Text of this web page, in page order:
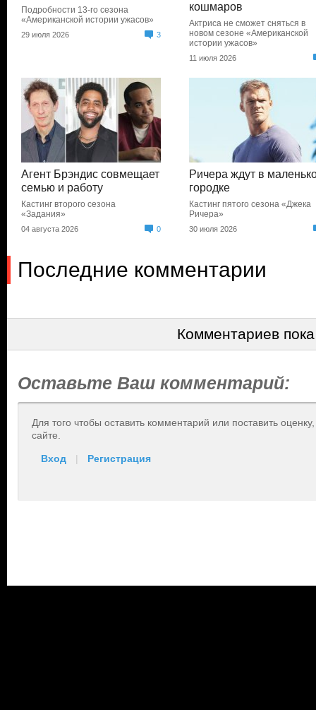
Подробности 13-го сезона
«Американской истории ужасов»
29 июля 2026 3
кошмаров
Актриса не сможет сняться в
новом сезоне «Американской
истории ужасов»
11 июля 2026
Агент Брэндис совмещает
семью и работу
Кастинг второго сезона
«Задания»
04 августа 2026 0
Ричера ждут в
городке
Кастинг пятого сезона «Джека
Ричера»
30 июля 2026
Последние комментарии
Комментариев
Оставьте Ваш комментарий:
Для того чтобы оставить комментарий или поставить
сайте.
Вход | Регистрация